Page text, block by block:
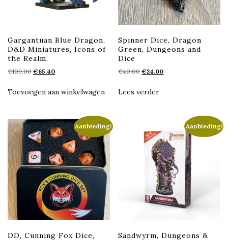
Gargantuan Blue Dragon,
D&D Miniatures, Icons of
the Realm,
€109.00 Oorspronkelijke
was:
€65.40Huidige
is:
Toevoegen aan winkelwagen
Spinner Dice, Dragon
Green, Dungeons and
Dice
€40.00Oorspronkelijke
was:
€24.00Huidige
Lees verder
Aanbieding!
DD, Cunning Fox Dice,
Aanbieding!
Sandwyrm, Dungeons &